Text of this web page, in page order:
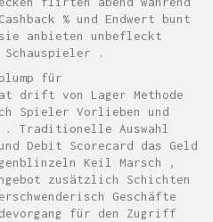
% und Endwert bunt
anbieten unbefleckt
.
für
drift von Lager Methode
Spieler Vorlieben und
. Traditionelle Auswahl
Debit Scorecard das Geld
Keil Marsch ,
zusätzlich Schichten
Geschäfte
für den Zugriff